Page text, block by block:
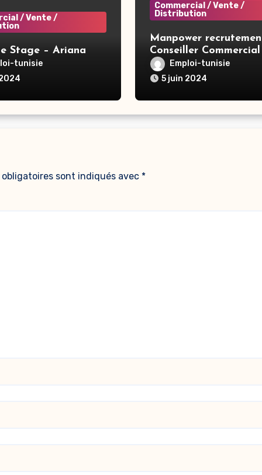
/ Vente /
Stage – Ariana
tunisie
Commercial / Vente /
Distribution
Manpower
Conseiller Commercial H/F
TunisEmploi-tunisie
5 juin 2024
obligatoires sont indiqués avec *